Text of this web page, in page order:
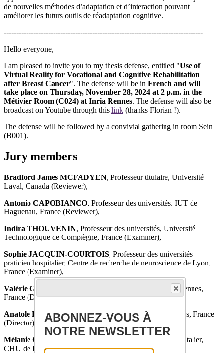
de nouvelles méthodes d’adaptation et d’interaction pouvant
améliorer les futurs outils de réadaptation cognitive.
---------------------------------------------------------------------------------
Hello everyone,
I am pleased to invite you to my thesis defense, entitled "Use of
Virtual Reality for Vocational and Cognitive Rehabilitation
after Breast Cancer". The defense will be in French and will
take place on Thursday, November 28, 2024 at 2 p.m. in the
Métivier Room (C024) at Inria Rennes. The defense will also be
broadcast on Youtube through this link (thanks Florian !).
The defense will be followed by a convivial gathering in room Sein
(B001).
Jury members
Bradford James MCFADYEN, Professeur titulaire, Université
Laval, Canada (Reviewer),
Antonio CAPOBIANCO, Professeur des universités, IUT de
Haguenau, France (Reviewer),
Indira THOUVENIN, Professeur des universités, Université
Technologique de Compiègne, France (Examiner),
Sophie JACQUIN-COURTOIS, Professeur des universités –
praticien hospitalier, Centre de recherche de neuroscience de Lyon,
France (Examiner),
Valérie GOURANTON
, Maître de conférences, INSA Rennes,
France (Director)
Anatole LÉCUYER, Directeur de recherche, Inria Rennes, France
(Director)
Mélanie COGNÉ
, Maître de conférences – praticien hospitalier,
CHU de Rennes, France (Supervisor),
ABONNEZ-VOUS À
NOTRE NEWSLETTER